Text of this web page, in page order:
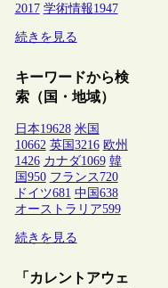
2017 学術情報1947
続きを見る
キーワードから検
索（国・地域）
日本19628 米国
10662 英国 3216 欧州
1426 カナダ1069 韓
国 950 フランス 720
ドイツ681 中国 638
オーストラリア599
続きを見る
「カレントアウェ